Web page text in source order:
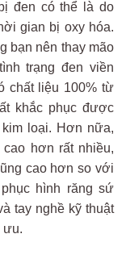
đen có thể là do
gian bị oxy hóa.
bạn nên thay mão
trạng đen viền
chất liệu 100% từ
khắc phục được
loại. Hơn nữa,
hơn rất nhiều,
cao hơn so với
hình răng sứ
tay nghề kỹ thuật
ưu.